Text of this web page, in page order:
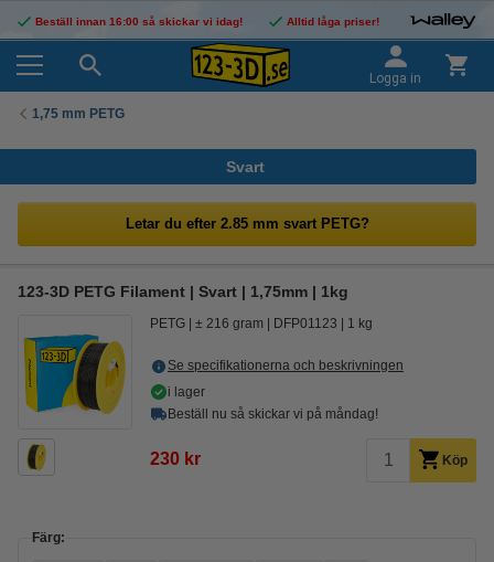
Beställ innan 16:00 så skickar vi idag! Alltid låga priser!
Logga in
1,75 mm PETG
Svart
Letar du efter 2.85 mm svart PETG?
123-3D PETG Filament | Svart | 1,75mm | 1kg
PETG ± 216 gram DFP01123 1 kg
Se specifikationerna och beskrivningen
i lager
Beställ nu så skickar vi på måndag!
230 kr Köp
Färg: